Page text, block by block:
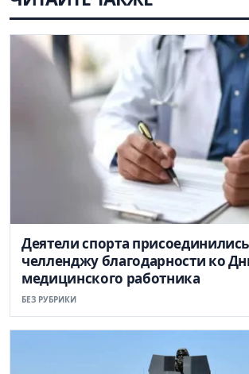
Деятели спорта
челленджу благодарности ко
медицинского работника
БЕЗ РУБРИКИ